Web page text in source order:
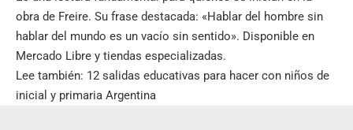
obra de Freire. Su frase destacada: «Hablar del hombre sin
hablar del mundo es un vacío sin sentido». Disponible en
Mercado Libre y tiendas especializadas.
Lee también: 12 salidas educativas para hacer con niños de
inicial y primaria Argentina